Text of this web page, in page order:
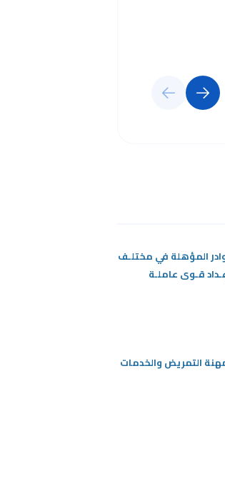
المؤهلة في مختلـف
قـوى عاملـة
التمريض والخدمات